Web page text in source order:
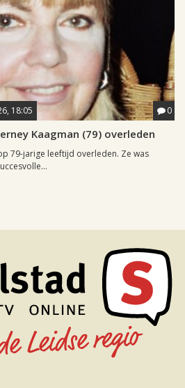
18:05 0
Kaagman (79) overleden
79-jarige leeftijd overleden. Ze was